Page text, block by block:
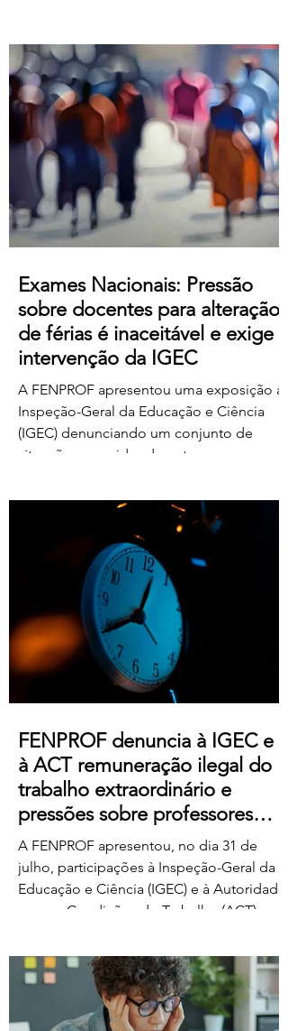
50 € para os restantes; Aumento do
subsídio de refeição para os 5,50€;
Crédito de horas sindicais para
delegadas/os alargado para as 8 horas
mensais. Este acordo produz efeitos
retroativos a janeiro de 2026, embora ai
Exames Nacionais: Pressão
sobre docentes para alteração
de férias é inaceitável e exige
intervenção da IGEC
A FENPROF apresentou uma exposição à
Inspeção-Geral da Educação e Ciência
(IGEC) denunciando um conjunto de
situações ocorridas durante o processo
exames nacionais de 2026, com particular
destaque para as pressões exercidas
sobre docentes classificadores para
alterarem ou prescindirem de períodos
de férias previamente aprovados.
Segundo os relatos recebidos, diversos
professores foram instados por direções
de agrupamentos e escolas a desloc
FENPROF denuncia à IGEC e
à ACT remuneração ilegal do
trabalho extraordinário e
pressões sobre professores
classificadores
A FENPROF apresentou, no dia 31 de
julho, participações à Inspeção-Geral da
Educação e Ciência (IGEC) e à Autoridade
para as Condições do Trabalho (ACT),
da Educação, Ciência e Inovação quanto
ao pagamento do serviço de classificação
dos exames nacionais. A FENPROF
contesta a intenção do MECI de vir a